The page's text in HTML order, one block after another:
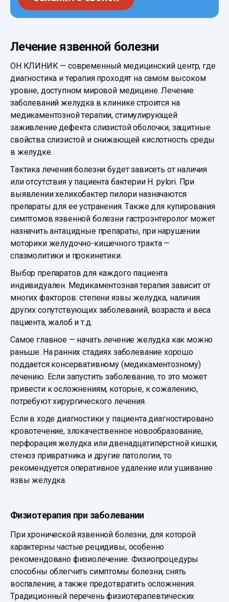
Лечение язвенной болезни
ОН КЛИНИК — современный медицинский центр, где
диагностика и терапия проходят на самом высоком
уровне, доступном мировой медицине. Лечение
заболеваний желудка в клинике строится на
медикаментозной терапии, стимулирующей
заживление дефекта слизистой оболочки, защитные
свойства слизистой и снижающей кислотность среды
в желудке.
Тактика лечения болезни будет зависеть от наличия
или отсутствия у пациента бактерии H. pylori. При
выявлении хеликобактер пилори назначаются
препараты для ее устранения. Также для купирования
симптомов язвенной болезни гастроэнтеролог может
назначить антацидные препараты, при нарушении
моторики желудочно-кишечного тракта —
спазмолитики и прокинетики.
Выбор препаратов для каждого пациента
индивидуален. Медикаментозная терапия зависит от
многих факторов: степени язвы желудка, наличия
других сопутствующих заболеваний, возраста и веса
пациента, жалоб и т.д.
Самое главное — начать лечение желудка как можно
раньше. На ранних стадиях заболевание хорошо
поддается консервативному (медикаментозному)
лечению. Если запустить заболевание, то это может
привести к осложнениям, которые, к сожалению,
потребуют хирургического лечения.
Если в ходе диагностики у пациента диагностировано
кровотечение, злокачественное новообразование,
перфорация желудка или двенадцатиперстной кишки,
стеноз привратника и другие патологии, то
рекомендуется оперативное удаление или ушивание
язвы желудка.
Физиотерапия при заболевании
При хронической язвенной болезни, для которой
характерны частые рецидивы, особенно
рекомендовано физиолечение. Физиопроцедуры
способны облегчить симптомы болезни, снять
воспаление, а также предотвратить осложнения.
Традиционный перечень физиотерапевтических